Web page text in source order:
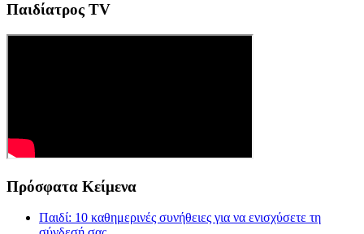
Παιδίατρος TV
Πρόσφατα Κείμενα
Παιδί: 10 καθημερινές συνήθειες για να ενισχύσετε τη